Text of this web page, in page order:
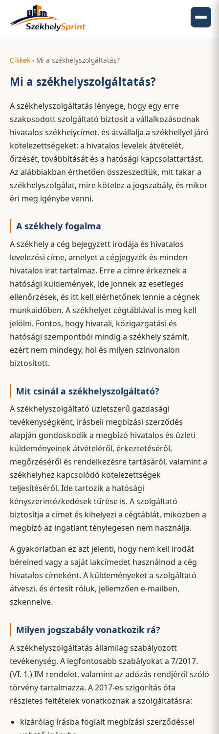
Cikkek › Mi a székhelyszolgáltatás?
Mi a székhelyszolgáltatás?
A székhelyszolgáltatás lényege, hogy egy erre
szakosodott szolgáltató biztosít a vállalkozásodnak
hivatalos székhelycímet, és átvállalja a székhellyel járó
kötelezettségeket: a hivatalos levelek átvételét,
őrzését, továbbítását és a hatósági kapcsolattartást.
Az alábbiakban érthetően összeszedtük, mit takar a
székhelyszolgálat, mire kötelez a jogszabály, és mikor
éri meg igénybe venni.
A székhely fogalma
A székhely a cég bejegyzett irodája és hivatalos
levelezési címe, amelyet a cégjegyzék és minden
hivatalos irat tartalmaz. Erre a címre érkeznek a
hatósági küldemények, ide jönnek az esetleges
ellenőrzések, és itt kell elérhetőnek lennie a cégnek
munkaidőben. A székhelyet cégtáblával is meg kell
jelölni. Fontos, hogy hivatali, közigazgatási és
hatósági szempontból mindig a székhely számít,
ezért nem mindegy, hol és milyen színvonalon
biztosított.
Mit csinál a székhelyszolgáltató?
A székhelyszolgáltató üzletszerű gazdasági
tevékenységként, írásbeli megbízási szerződés
alapján gondoskodik a megbízó hivatalos és üzleti
küldeményeinek átvételéről, érkeztetéséről,
megőrzéséről és rendelkezésre tartásáról, valamint a
székhelyhez kapcsolódó kötelezettségek
teljesítéséről. Ide tartozik a hatósági
kényszerintézkedések tűrése is. A szolgáltató
biztosítja a címet és kihelyezi a cégtáblát, miközben a
megbízó az ingatlant ténylegesen nem használja.
A gyakorlatban ez azt jelenti, hogy nem kell irodát
bérelned vagy a saját lakcímedet használnod a cég
hivatalos címeként. A küldeményeket a szolgáltató
átveszi, és értesít róluk, jellemzően e-mailben,
szkennelve.
Milyen jogszabály vonatkozik rá?
A székhelyszolgáltatás államilag szabályozott
tevékenység. A legfontosabb szabályokat a 7/2017.
(VI. 1.) IM rendelet, valamint az adózás rendjéről szóló
törvény tartalmazza. A 2017-es szigorítás óta
részletes feltételek vonatkoznak a szolgáltatásra:
kizárólag írásba foglalt megbízási szerződéssel